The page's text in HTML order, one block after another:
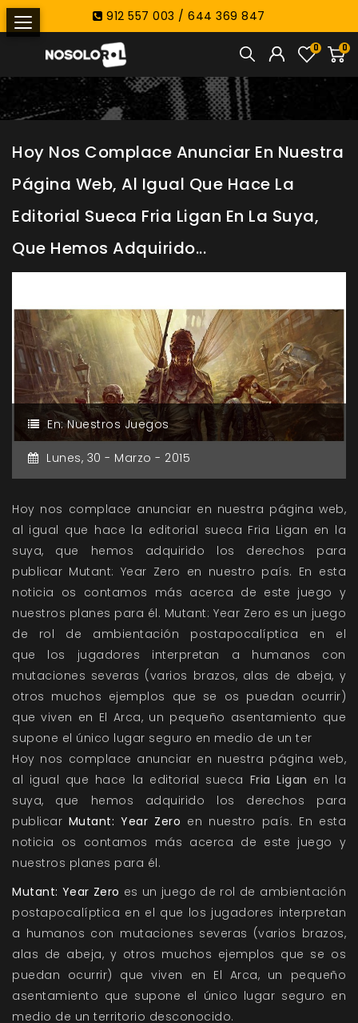
912 557 003 / 644 369 847
0
0
Hoy Nos Complace Anunciar En Nuestra
Página Web, Al Igual Que Hace La
Editorial Sueca Fria Ligan En La Suya,
Que Hemos Adquirido...
En:Nuestros Juegos
Lunes, 30 - Marzo - 2015
Hoy nos complace anunciar en nuestra página web,
al igual que hace la editorial sueca Fria Ligan en la
suya, que hemos adquirido los derechos para
publicar Mutant: Year Zero en nuestro país. En esta
noticia os contamos más acerca de este juego y
nuestros planes para él. Mutant: Year Zero es un juego
de rol de ambientación postapocalíptica en el
que los jugadores interpretan a humanos con
mutaciones severas (varios brazos, alas de abeja, y
otros muchos ejemplos que se os puedan ocurrir)
que viven en El Arca, un pequeño asentamiento que
supone el único lugar seguro en medio de un ter
Hoy nos complace anunciar en nuestra página web,
al igual que hace la editorial sueca Fria Ligan en la
suya, que hemos adquirido los derechos para
publicar Mutant: Year Zero en nuestro país. En esta
noticia os contamos más acerca de este juego y
nuestros planes para él.
Mutant: Year Zero es un juego de rol de ambientación
postapocalíptica en el que los jugadores interpretan
a humanos con mutaciones severas (varios brazos,
alas de abeja, y otros muchos ejemplos que se os
puedan ocurrir) que viven en El Arca, un pequeño
asentamiento que supone el único lugar seguro en
medio de un territorio desconocido.